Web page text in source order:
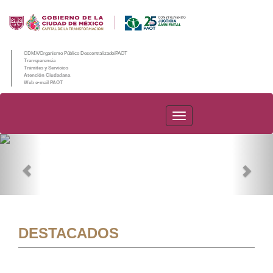
CDMX/Organismo Público Descentralizado/PAOT
Transparencia
Trámites y Servicios
Atención Ciudadana
Web e-mail PAOT
PAOT
DESTACADOS